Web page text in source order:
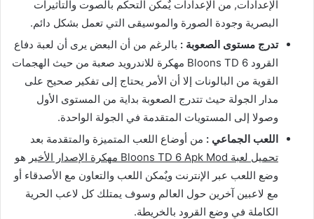
الإعدادات, من الإعدادات يٌمكن التحكم بالصوت والتأثيرات
البصرية وجودة الصورة والموسيقى التي تعمل بشكل دائم.
تدرج مستوى الصعوبة : بالرغم من أن البعض يرى أن لعبة دفاع
القرود Bloons TD 6 مهكرة للاندرويد صعبة من حيث الهجمات
القوية من البالونات إلا أن الأمر يحتاج إلى تفكير صحيح على
مدار الجولة حيث تتدرج الصعوبة بداية من المستوى الأول
وصولا إلى المستويات المتقدمة في الجولة الواحدة.
اللعب الجماعي : من أوضاع اللعب المتميزة والمتقدمة بعد
تحميل لعبة Bloons TD 6 Apk Mod مهكرة الإصدار الأخير
هو
وضع اللعب عبر الإنترنت ويٌمكن اللعب والتعاون مع الأصدقاء أو
مع لاعبين آخرين حول العالم وسوف يمتلك كل لاعب الحرية
الكاملة في وضع القرود بالخريطة.